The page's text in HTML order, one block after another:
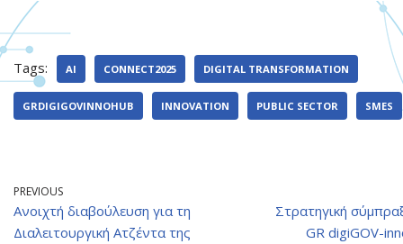
Tags: AI CONNECT2025 DIGITAL TRANSFORMATION
GRDIGIGOVINNOHUB INNOVATION PUBLIC SECTOR SMES
PREVIOUS
Ανοιχτή διαβούλευση για τη
Διαλειτουργική Ατζέντα της
Στρατηγική
GR digiGOV-